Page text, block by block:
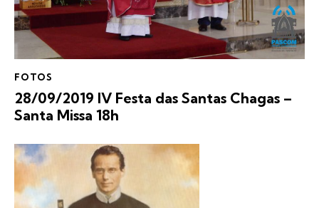
FOTOS
28/09/2019 IV Festa das Santas Chagas –
Santa Missa 18h